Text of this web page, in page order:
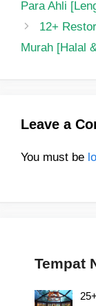
Para Ahli
12+
Murah [Halal
Leave a
You must be
Tempat